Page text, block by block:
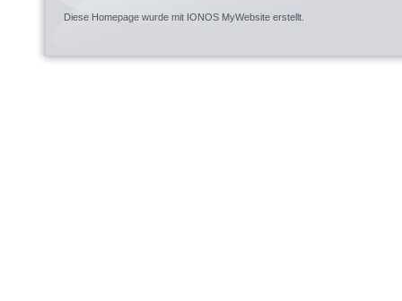
Diese Homepage wurde mit IONOS MyWebsite erstellt.